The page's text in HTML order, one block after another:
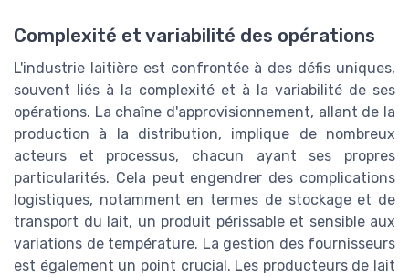
Complexité et variabilité des opérations
L'industrie laitière est confrontée à des défis uniques,
souvent liés à la complexité et à la variabilité de ses
opérations. La chaîne d'approvisionnement, allant de la
production à la distribution, implique de nombreux
acteurs et processus, chacun ayant ses propres
particularités. Cela peut engendrer des complications
logistiques, notamment en termes de stockage et de
transport du lait, un produit périssable et sensible aux
variations de température. La gestion des fournisseurs
est également un point crucial. Les producteurs de lait